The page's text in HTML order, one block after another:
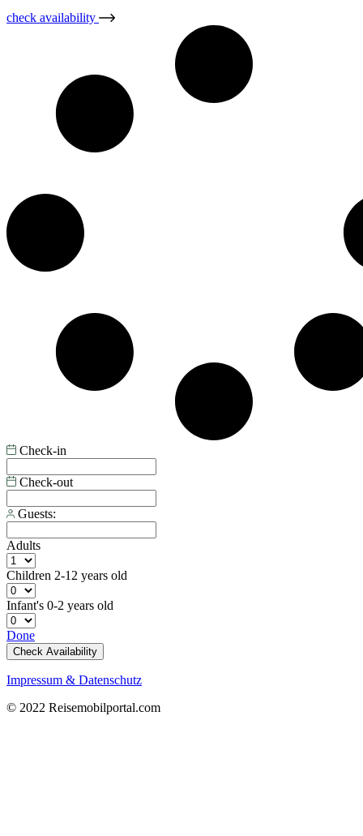
check availability
Check-in
Check-out
Guests:
Adults
Children 2-12 years old
Infant's 0-2 years old
Done
Check Availability
Impressum & Datenschutz
© 2022 Reisemobilportal.com